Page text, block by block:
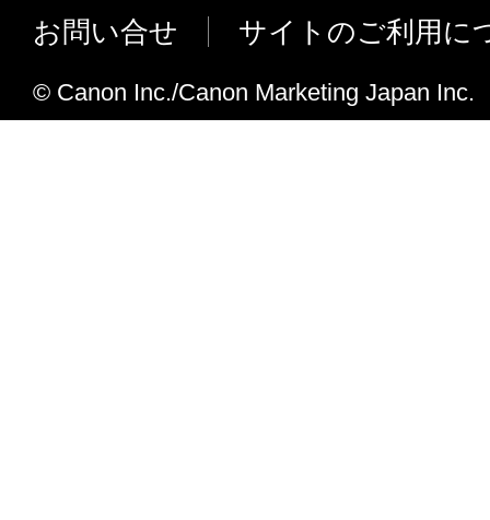
お問い合せ サイトのご利用に
© Canon Inc./Canon Marketing Japan Inc.